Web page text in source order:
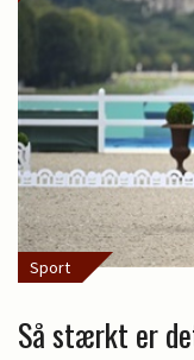
Sport
Så stærkt er